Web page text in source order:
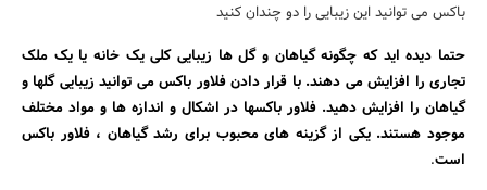
عمومی‌ها
صنایع غذایی و کشاورزی
کار و استخدام
تبلیغات و روابط عمومی
رویداد
باکس می توانید این زیبایی را دو چندان کنید
حتما دیده اید که چگونه گیاهان و گل ها زیبایی کلی یک خانه یا یک ملک
تجاری را افزایش می دهند. با قرار دادن فلاور باکس می توانید زیبایی گلها و
گیاهان را افزایش دهید. فلاور باکسها در اشکال و اندازه ها و مواد مختلف
موجود هستند. یکی از گزینه های محبوب برای رشد گیاهان ، فلاور باکس
است.